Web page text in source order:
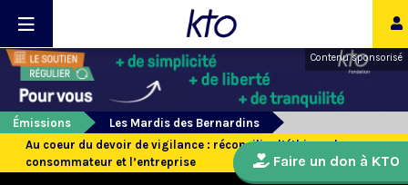
Contenu sponsorisé
Émissions
Les Mardis des Bernardins
Au coeur du devoir de vigilance : réconcilier l’éthique, le
consommateur et l’entreprise
Faire un don à KTO